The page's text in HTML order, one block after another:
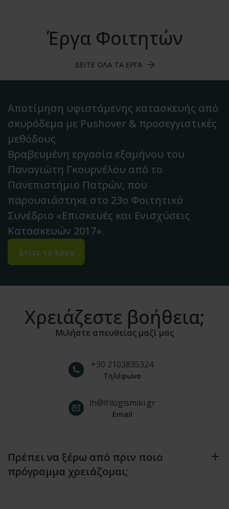
Έργα Φοιτητών
ΔΕΙΤΕ ΟΛΑ ΤΑ ΕΡΓΑ
Αποτίμηση υφιστάμενης κατασκευής από
σκυρόδεμα με Pushover & προσεγγιστικές
μεθόδους
Βραβευμένη εργασία εξαμήνου του
Παναγιώτη Γκουρνέλου από το
Πανεπιστήμιο Πατρών, που
παρουσιάστηκε στο 23ο Φοιτητικό
Συνέδριο «Επισκευές και Ενισχύσεις
Κατασκευών 2017».
Δείτε το έργο
Χρειάζεστε βοήθεια;
Μιλήστε απευθείας μαζί μας
+30 2103835324
Τηλέφωνο
lh@lhlogismiki.gr
Email
Πρέπει να ξέρω από πριν ποιο
πρόγραμμα χρειάζομαι;